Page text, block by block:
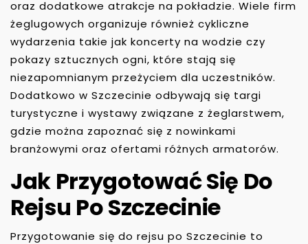
oraz dodatkowe atrakcje na pokładzie. Wiele firm
żeglugowych organizuje również cykliczne
wydarzenia takie jak koncerty na wodzie czy
pokazy sztucznych ogni, które stają się
niezapomnianym przeżyciem dla uczestników.
Dodatkowo w Szczecinie odbywają się targi
turystyczne i wystawy związane z żeglarstwem,
gdzie można zapoznać się z nowinkami
branżowymi oraz ofertami różnych armatorów.
Jak Przygotować Się Do
Rejsu Po Szczecinie
Przygotowanie się do rejsu po Szczecinie to